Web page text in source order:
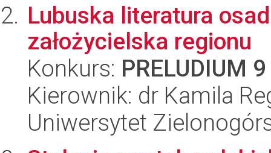
Lubuska literatura
założycielska regionu
Konkurs: PRELUDIUM 9
Kierownik: dr Kamila
Uniwersytet